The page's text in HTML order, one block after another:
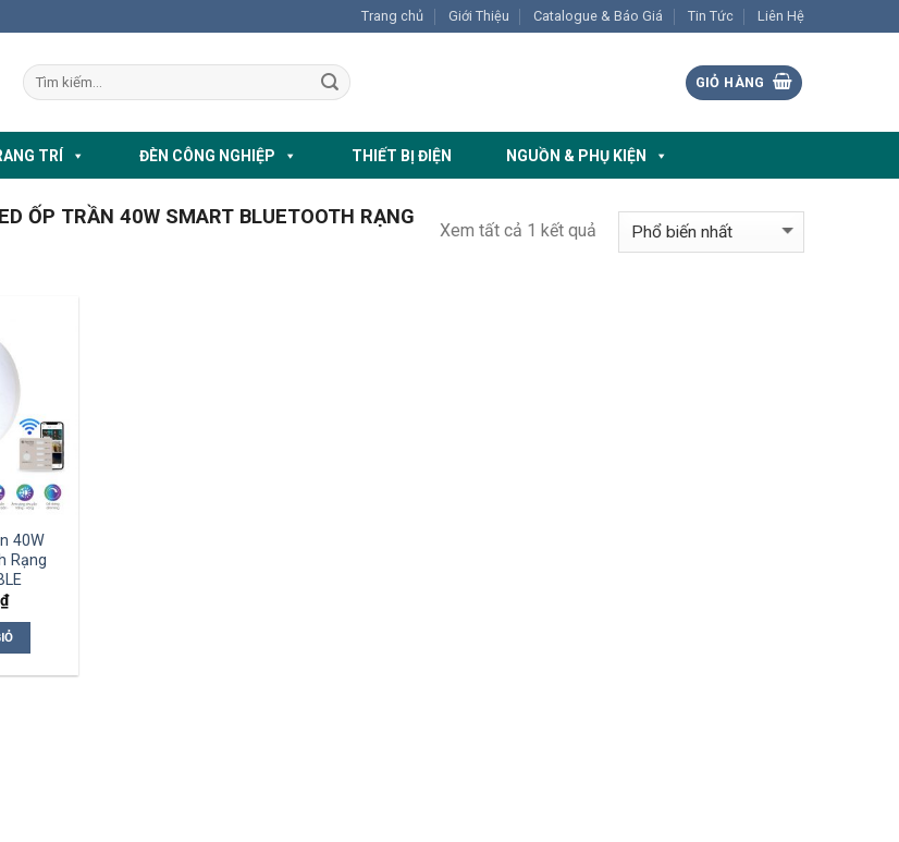
Trang chủ Giới Thiệu Catalogue & Báo Giá Tin Tức Liên Hệ
GIỎ HÀNG
TRÍ ĐÈN CÔNG NGHIỆP THIẾT BỊ ĐIỆN NGUỒN & PHỤ KIỆN
ỐP TRẦN 40W SMART BLUETOOTH RẠNG
Xem tất cả 1 kết quả
40W
Rạng
₫